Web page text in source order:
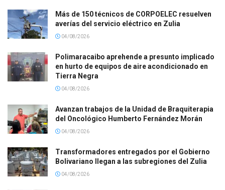
Más de 150 técnicos de CORPOELEC resuelven
averías del servicio eléctrico en Zulia
04/08/2026
Polimaracaibo aprehende a presunto implicado
en hurto de equipos de aire acondicionado en
Tierra Negra
04/08/2026
Avanzan trabajos de la Unidad de Braquiterapia
del Oncológico Humberto Fernández Morán
04/08/2026
Transformadores entregados por el Gobierno
Bolivariano llegan a las subregiones del Zulia
04/08/2026